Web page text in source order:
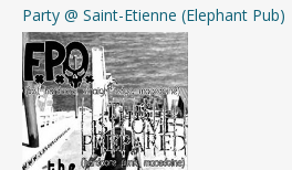
Party @ Saint-Etienne (Elephant Pub)